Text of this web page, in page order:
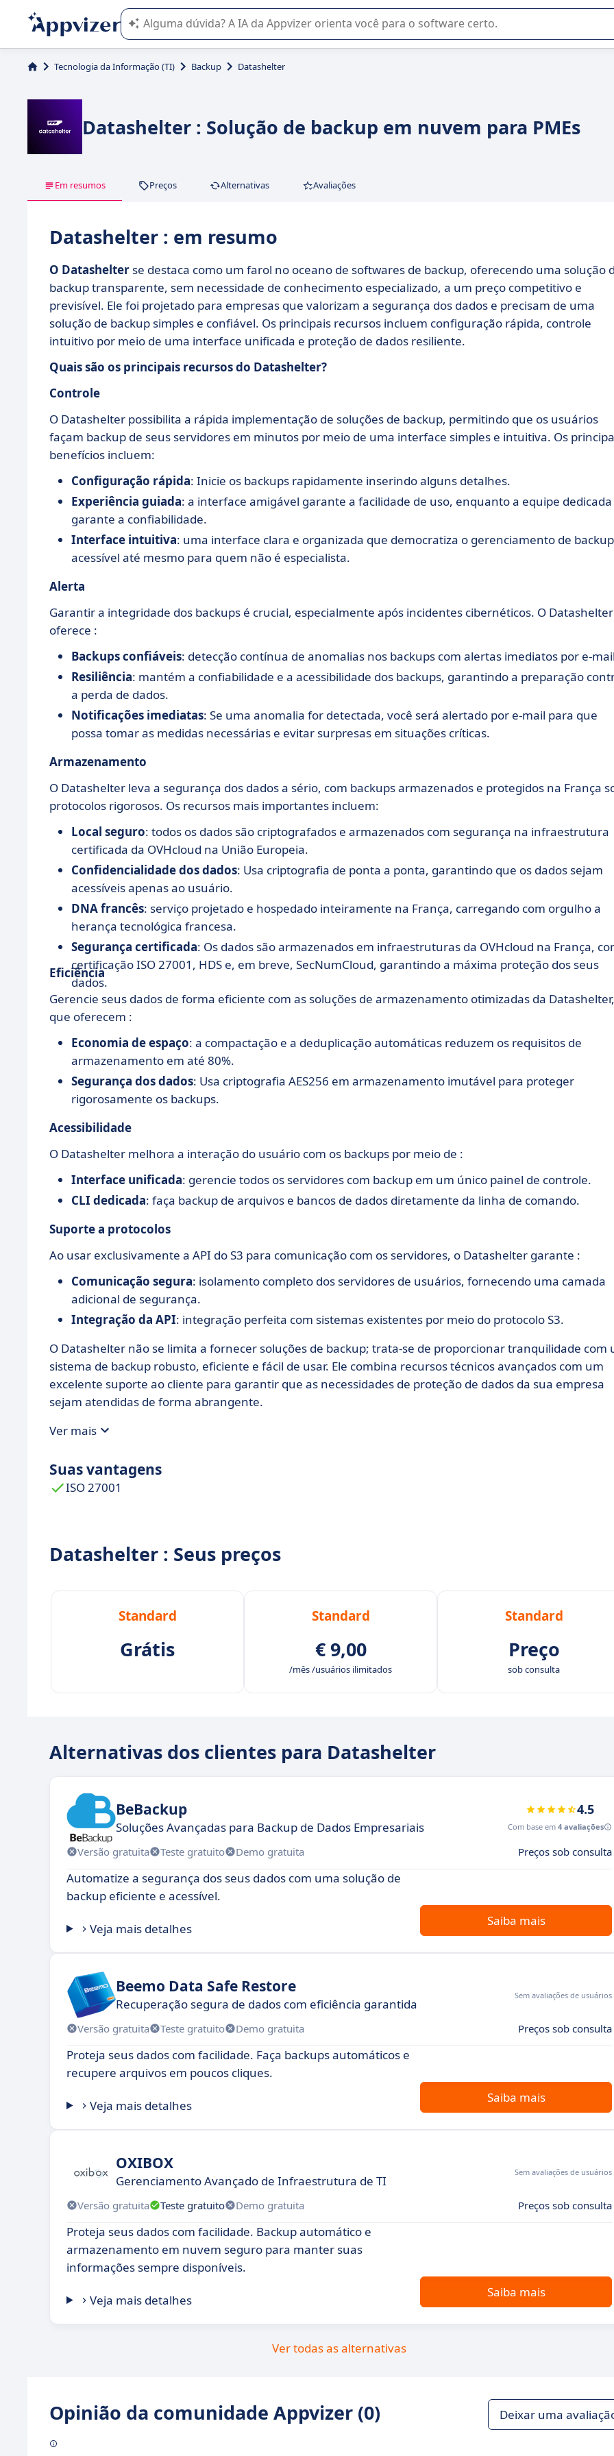
A IA do Appvizer o orienta no uso ou na seleção de software SaaS para sua empresa.
Tecnologia da Informação (TI) Backup Datashelter
Datashelter : Solução de backup em nuvem para PMEs
Em resumos Preços Alternativas Avaliações
Datashelter : em resumo
O Datashelter se destaca como um farol no oceano de softwares de backup, oferecendo uma solução
backup transparente, sem necessidade de conhecimento especializado, a um preço competitivo e
previsível. Ele foi projetado para empresas que valorizam a segurança dos dados e precisam de uma
solução de backup simples e confiável. Os principais recursos incluem configuração rápida, controle
intuitivo por meio de uma interface unificada e proteção de dados resiliente.
Quais são os principais recursos do Datashelter?
Controle
O Datashelter possibilita a rápida implementação de soluções de backup, permitindo que os usuários
façam backup de seus servidores em minutos por meio de uma interface simples e intuitiva. Os
benefícios incluem:
Configuração rápida: Inicie os backups rapidamente inserindo alguns detalhes.
Experiência guiada: a interface amigável garante a facilidade de uso, enquanto a equipe dedicada
garante a confiabilidade.
Interface intuitiva: uma interface clara e organizada que democratiza o gerenciamento de
acessível até mesmo para quem não é especialista.
Alerta
Garantir a integridade dos backups é crucial, especialmente após incidentes cibernéticos. O Datashelter
oferece :
Backups confiáveis: detecção contínua de anomalias nos backups com alertas imediatos por e-
Resiliência: mantém a confiabilidade e a acessibilidade dos backups, garantindo a preparação
a perda de dados.
Notificações imediatas: Se uma anomalia for detectada, você será alertado por e-mail para que
possa tomar as medidas necessárias e evitar surpresas em situações críticas.
Armazenamento
O Datashelter leva a segurança dos dados a sério, com backups armazenados e protegidos na França
protocolos rigorosos. Os recursos mais importantes incluem:
Local seguro: todos os dados são criptografados e armazenados com segurança na infraestrutura
certificada da OVHcloud na União Europeia.
Confidencialidade dos dados: Usa criptografia de ponta a ponta, garantindo que os dados sejam
acessíveis apenas ao usuário.
DNA francês: serviço projetado e hospedado inteiramente na França, carregando com orgulho a
herança tecnológica francesa.
Segurança certificada: Os dados são armazenados em infraestruturas da OVHcloud na França,
certificação ISO 27001, HDS e, em breve, SecNumCloud, garantindo a máxima proteção dos seus
dados.
Eficiência
Gerencie seus dados de forma eficiente com as soluções de armazenamento otimizadas da Datashelter,
que oferecem :
Economia de espaço: a compactação e a deduplicação automáticas reduzem os requisitos de
armazenamento em até 80%.
Segurança dos dados: Usa criptografia AES256 em armazenamento imutável para proteger
rigorosamente os backups.
Acessibilidade
O Datashelter melhora a interação do usuário com os backups por meio de :
Interface unificada: gerencie todos os servidores com backup em um único painel de controle.
CLI dedicada: faça backup de arquivos e bancos de dados diretamente da linha de comando.
Suporte a protocolos
Ao usar exclusivamente a API do S3 para comunicação com os servidores, o Datashelter garante :
Comunicação segura: isolamento completo dos servidores de usuários, fornecendo uma camada
adicional de segurança.
Integração da API: integração perfeita com sistemas existentes por meio do protocolo S3.
O Datashelter não se limita a fornecer soluções de backup; trata-se de proporcionar tranquilidade com
sistema de backup robusto, eficiente e fácil de usar. Ele combina recursos técnicos avançados com um
excelente suporte ao cliente para garantir que as necessidades de proteção de dados da sua empresa
sejam atendidas de forma abrangente.
Ver mais
Suas vantagens
ISO 27001
Datashelter : Seus preços
Standard
Grátis
Standard
€ 9,00
/mês /usuários ilimitados
Standard
Preço
sob consulta
Alternativas dos clientes para Datashelter
BeBackup
Soluções Avançadas para Backup de Dados Empresariais
4.5
Com base em 4 avaliações
Versão gratuita Teste gratuito Demo gratuita Preços sob consulta
Automatize a segurança dos seus dados com uma solução de
backup eficiente e acessível.
Veja mais detalhes
Saiba mais
Beemo Data Safe Restore
Recuperação segura de dados com eficiência garantida
Sem avaliações de usuários
Versão gratuita Teste gratuito Demo gratuita Preços sob consulta
Proteja seus dados com facilidade. Faça backups automáticos e
recupere arquivos em poucos cliques.
Veja mais detalhes
Saiba mais
OXIBOX
Gerenciamento Avançado de Infraestrutura de TI
Sem avaliações de usuários
Versão gratuita Teste gratuito Demo gratuita Preços sob consulta
Proteja seus dados com facilidade. Backup automático e
armazenamento em nuvem seguro para manter suas
informações sempre disponíveis.
Veja mais detalhes
Saiba mais
Ver todas as alternativas
Opinião da comunidade Appvizer (0) Deixar uma